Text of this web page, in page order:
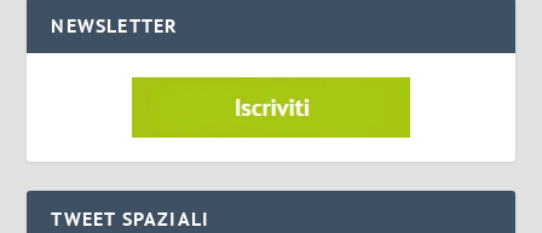
NEWSLETTER
TWEET SPAZIALI